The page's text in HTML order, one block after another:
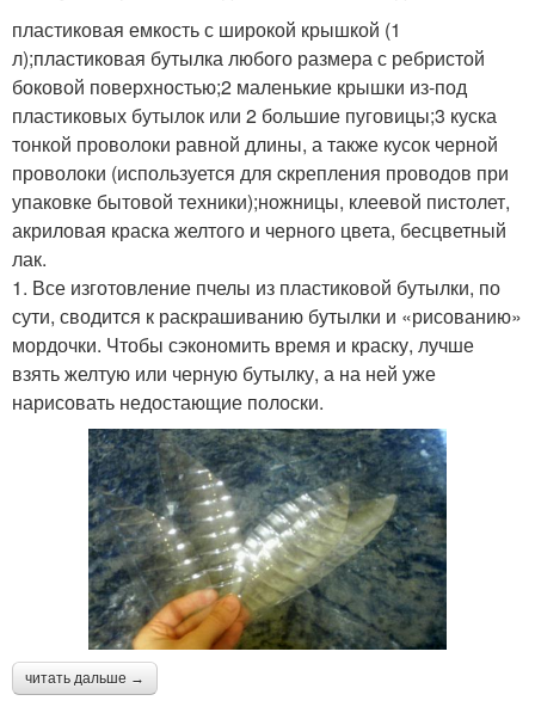
пластиковая емкость с широкой крышкой (1
л);пластиковая бутылка любого размера с ребристой
боковой поверхностью;2 маленькие крышки из-под
пластиковых бутылок или 2 большие пуговицы;3 куска
тонкой проволоки равной длины, а также кусок черной
проволоки (используется для cкрепления проводов при
упаковке бытовой техники);ножницы, клеевой пистолет,
акриловая краска желтого и черного цвета, бесцветный
лак.
1. Все изготовление пчелы из пластиковой бутылки, по
сути, сводится к раскрашиванию бутылки и «рисованию»
мордочки. Чтобы сэкономить время и краску, лучше
взять желтую или черную бутылку, а на ней уже
нарисовать недостающие полоски.
читать дальше →